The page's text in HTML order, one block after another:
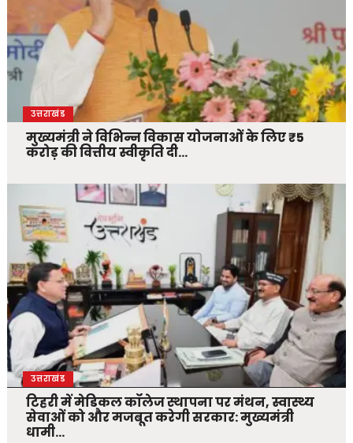
उत्तराखंड
मुख्यमंत्री ने विभिन्न विकास योजनाओं के लिए ₹5
करोड़ की वित्तीय स्वीकृति दी…
उत्तराखंड
टिहरी में मेडिकल कॉलेज स्थापना पर मंथन, स्वास्थ्य
सेवाओं को और मजबूत करेगी सरकार: मुख्यमंत्री
धामी…